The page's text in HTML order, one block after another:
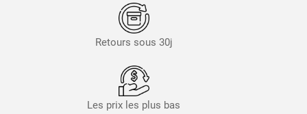
Retours sous 30j
Les prix les plus bas